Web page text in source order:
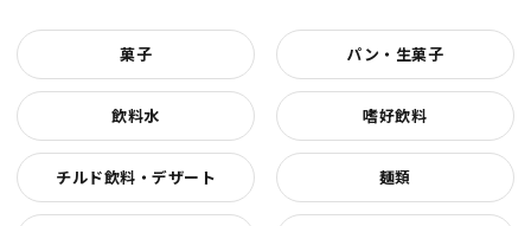
菓子 パン・生菓子
飲料水 嗜好飲料
チルド飲料・デザート 麺類